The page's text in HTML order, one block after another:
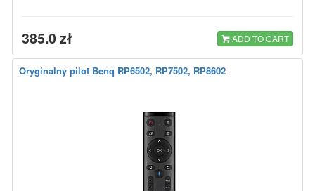
385.0 zł ADD TO CART
Oryginalny pilot Benq RP6502, RP7502, RP8602